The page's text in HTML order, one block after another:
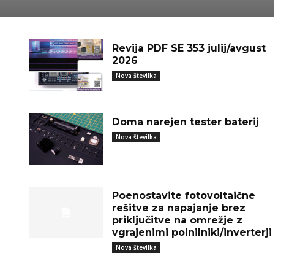
Revija PDF SE 353 julij/avgust
2026
Nova številka
Doma narejen tester baterij
Nova številka
Poenostavite fotovoltaične
rešitve za napajanje brez
priključitve na omrežje z
vgrajenimi polnilniki/inverterji
Nova številka